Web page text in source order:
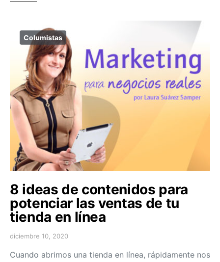
Columistas
8 ideas de contenidos para
potenciar las ventas de tu
tienda en línea
diciembre 10, 2020
Cuando abrimos una tienda en línea, rápidamente nos